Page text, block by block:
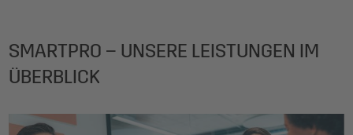
SMARTPRO – UNSERE LEISTUNGEN IM
ÜBERBLICK